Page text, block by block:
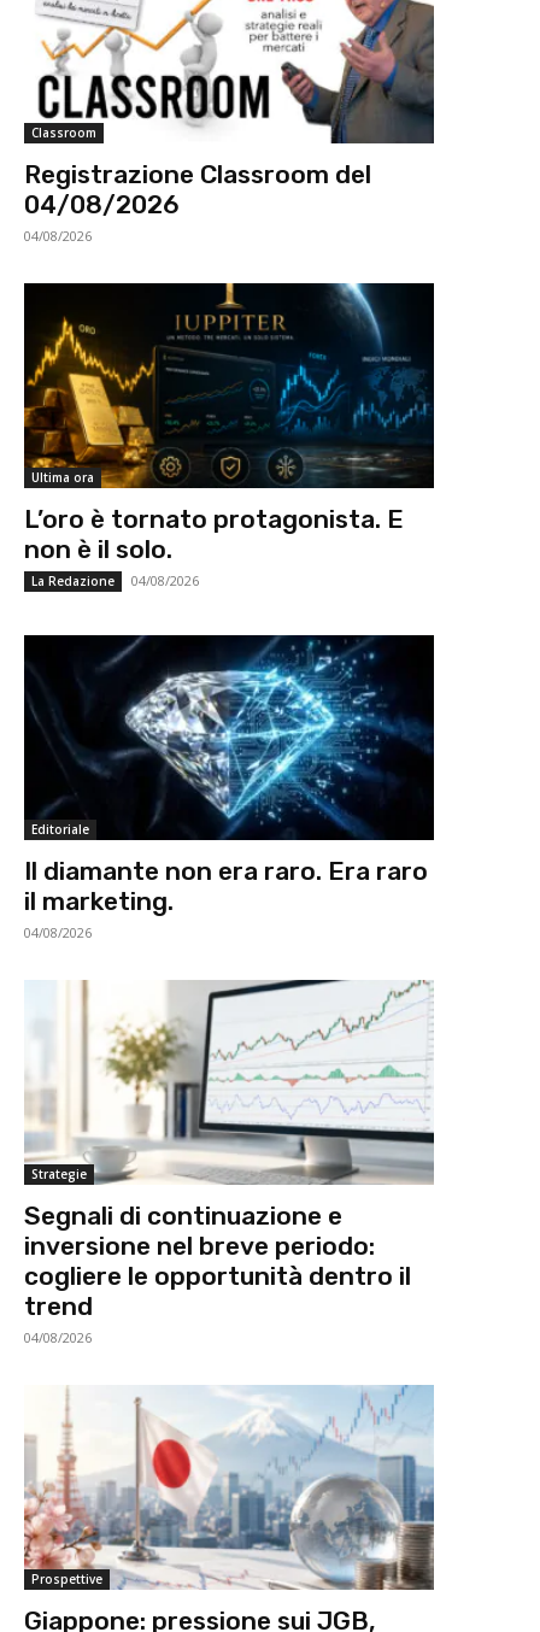
Classroom
Registrazione Classroom del
04/08/2026
04/08/2026
Ultima ora
L’oro è tornato protagonista. E
non è il solo.
La Redazione 04/08/2026
Editoriale
Il diamante non era raro. Era raro
il marketing.
04/08/2026
Strategie
Segnali di continuazione e
inversione nel breve periodo:
cogliere le opportunità dentro il
trend
04/08/2026
Prospettive
Giappone: pressione sui JGB,